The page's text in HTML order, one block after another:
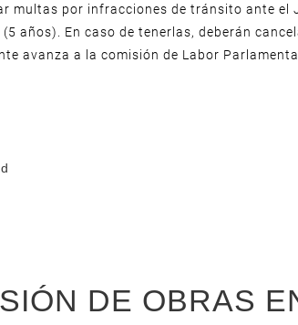
multas por infracciones de tránsito ante el
años). En caso de tenerlas, deberán
avanza a la comisión de Labor
DE OBRAS